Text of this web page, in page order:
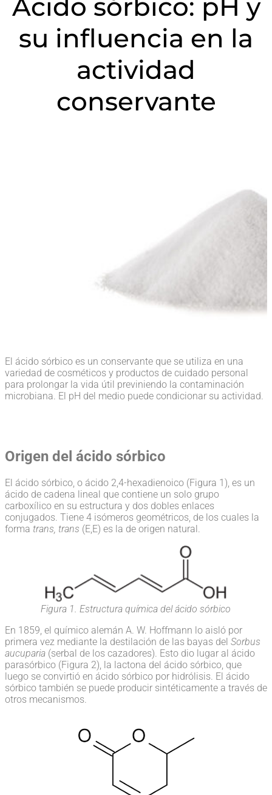
Ácido sórbico: pH y
su influencia en la
actividad
conservante
El ácido sórbico es un conservante que se utiliza en una
variedad de cosméticos y productos de cuidado personal
para prolongar la vida útil previniendo la contaminación
microbiana. El pH del medio puede condicionar su actividad.
Origen del ácido sórbico
El ácido sórbico, o ácido 2,4-hexadienoico (Figura 1), es un
ácido de cadena lineal que contiene un solo grupo
carboxílico en su estructura y dos dobles enlaces
conjugados. Tiene 4 isómeros geométricos, de los cuales la
forma trans, trans (E,E) es la de origen natural.
Figura 1. Estructura química del ácido sórbico
En 1859, el químico alemán A. W. Hoffmann lo aisló por
primera vez mediante la destilación de las bayas del Sorbus
aucuparia (serbal de los cazadores). Esto dio lugar al ácido
parasórbico (Figura 2), la lactona del ácido sórbico, que
luego se convirtió en ácido sórbico por hidrólisis. El ácido
sórbico también se puede producir sintéticamente a través de
otros mecanismos.